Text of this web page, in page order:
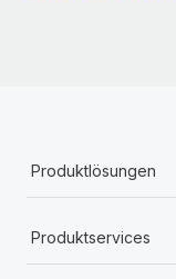
Produktlösungen
Produktservices